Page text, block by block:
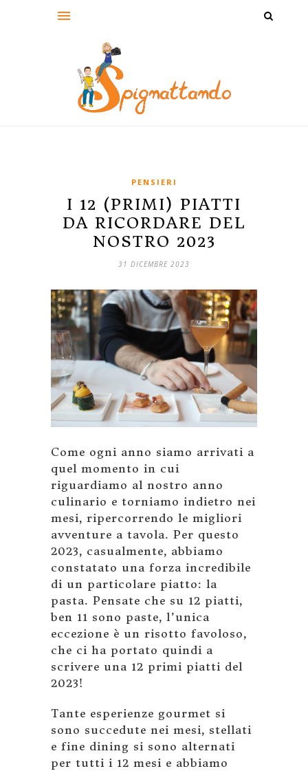
PENSIERI
I 12 (PRIMI) PIATTI
DA RICORDARE DEL
NOSTRO 2023
31 DICEMBRE 2023
Come ogni anno siamo arrivati a
quel momento in cui
riguardiamo al nostro anno
culinario e torniamo indietro nei
mesi, ripercorrendo le migliori
avventure a tavola. Per questo
2023, casualmente, abbiamo
constatato una forza incredibile
di un particolare piatto: la
pasta. Pensate che su 12 piatti,
ben 11 sono paste, l’unica
eccezione è un risotto favoloso,
che ci ha portato quindi a
scrivere una 12 primi piatti del
2023!
Tante esperienze gourmet si
sono succedute nei mesi, stellati
e fine dining si sono alternati
per tutti i 12 mesi e abbiamo